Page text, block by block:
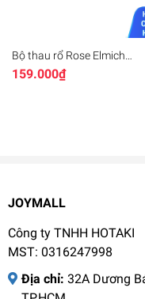
Bộ thau rổ Rose Elmich
EL0269, EL0270, EL0271,
chính hãng, Size
159.000₫
JOYMALL
Công ty TNHH HOTAKI
MST: 0316247998
Địa chỉ: 32A Dương